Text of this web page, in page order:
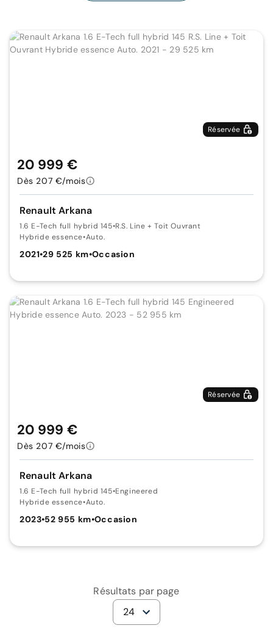
Réservée
Renault Arkana
1.6 E-Tech full hybrid 145•R.S. Line + Toit Ouvrant
Hybride essence•Auto.
2021•29 525 km•Occasion
20 999 €
Dès 207 €/mois
Réservée
Renault Arkana
1.6 E-Tech full hybrid 145•Engineered
Hybride essence•Auto.
2023•52 955 km•Occasion
20 999 €
Dès 207 €/mois
Résultats par page
24